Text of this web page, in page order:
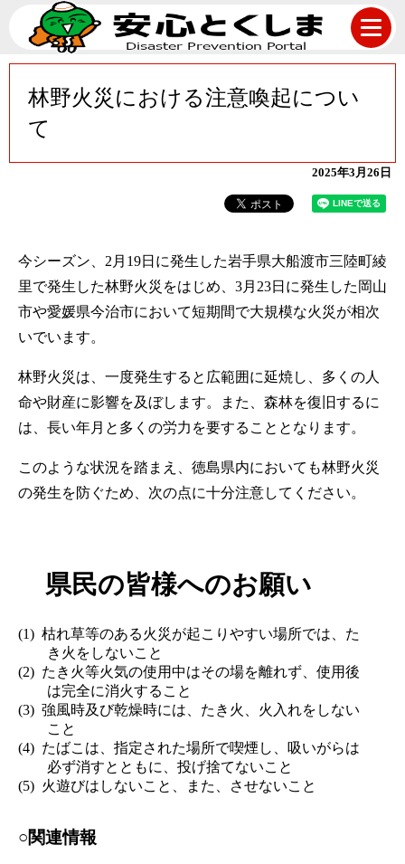
林野火災における注意喚起につい
て
2025年3月26日
今シーズン、2月19日に発生した岩手県大船渡市三陸町綾
里で発生した林野火災をはじめ、3月23日に発生した岡山
市や愛媛県今治市において短期間で大規模な火災が相次
いでいます。
林野火災は、一度発生すると広範囲に延焼し、多くの人
命や財産に影響を及ぼします。また、森林を復旧するに
は、長い年月と多くの労力を要することとなります。
このような状況を踏まえ、徳島県内においても林野火災
の発生を防ぐため、次の点に十分注意してください。
県民の皆様へのお願い
枯れ草等のある火災が起こりやすい場所では、た
き火をしないこと
たき火等火気の使用中はその場を離れず、使用後
は完全に消火すること
強風時及び乾燥時には、たき火、火入れをしない
こと
たばこは、指定された場所で喫煙し、吸いがらは
必ず消すとともに、投げ捨てないこと
火遊びはしないこと、また、させないこと
○関連情報